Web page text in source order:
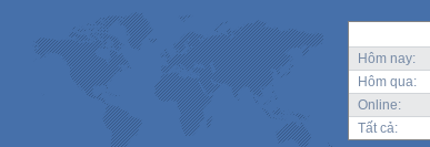
Hôm nay:
Hôm qua:
Online:
Tất cả: